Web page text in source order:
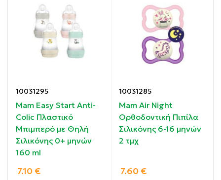
μεταφοράς.
Για βρέφη 18-36 μηνών.
Χωρίς BPA.
Οδηγίες χρήσης:
Συστατικά:
Σιλικόνης, χωρίς BPA.
10031295
Mam Easy Start Anti-
Colic Πλαστικό
Μπιμπερό με Θηλή
Σιλικόνης 0+ μηνών
160 ml
7.10 €
10031285
Mam Air Night
Ορθοδοντική Πιπίλα
Σιλικόνης 6-16 μηνών
2 τμχ
7.60 €